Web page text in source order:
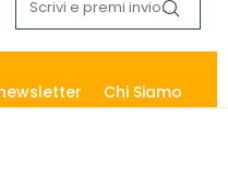
Chi Siamo